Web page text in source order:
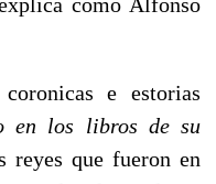
e estorias
en los libros de su
reyes que fueron en